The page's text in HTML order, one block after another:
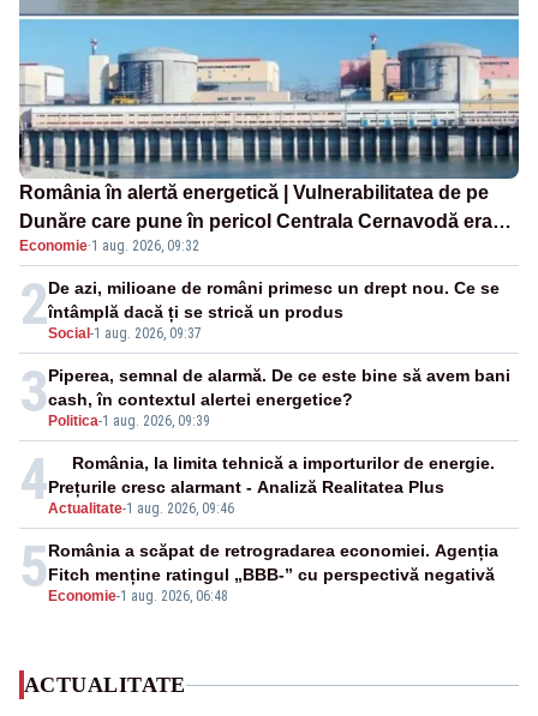
România în alertă energetică | Vulnerabilitatea de pe
Dunăre care pune în pericol Centrala Cernavodă era
cunoscută de pe vremea lui Ceaușescu
Economie·1 aug. 2026, 09:32
2Social -1 aug. 2026, 09:37
De azi, milioane de români primesc un drept nou. Ce se
întâmplă dacă ți se strică un produs
3 Politica-1 aug. 2026, 09:39
Piperea, semnal de alarmă. De ce este bine să avem bani
cash, în contextul alertei energetice?
4Actualitate-1 aug. 2026, 09:46
România, la limita tehnică a importurilor de energie.
Prețurile cresc alarmant - Analiză Realitatea Plus
5 Economie-1 aug. 2026, 06:48
România a scăpat de retrogradarea economiei. Agenția
Fitch menține ratingul „BBB-” cu perspectivă negativă
ACTUALITATE